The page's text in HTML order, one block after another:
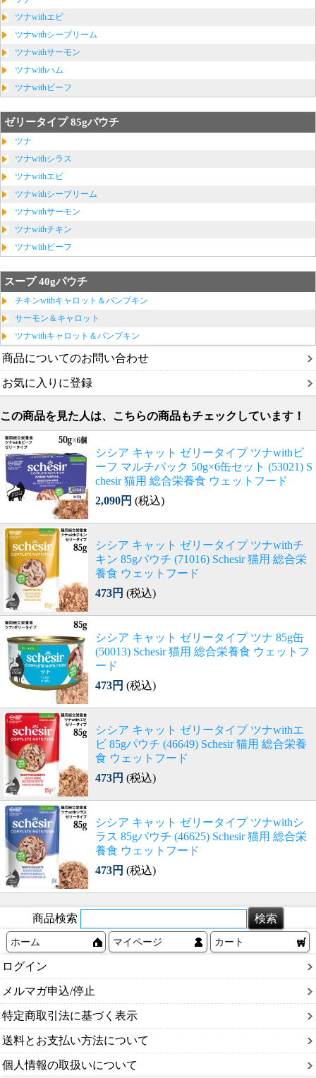
ツナwithエビ
ツナwithシーブリーム
ツナwithサーモン
ツナwithハム
ツナwithビーフ
ゼリータイプ 85gパウチ
ツナ
ツナwithシラス
ツナwithエビ
ツナwithシーブリーム
ツナwithサーモン
ツナwithチキン
ツナwithビーフ
スープ 40gパウチ
チキンwithキャロット＆パンプキン
サーモン＆キャロット
ツナwithキャロット＆パンプキン
商品についてのお問い合わせ
お気に入りに登録
この商品を見た人は、こちらの商品もチェックしています！
シシア キャット ゼリータイプ ツナwithビ
ーフ マルチパック 50g×6缶セット (53021) S
chesir 猫用 総合栄養食 ウェットフード
2,090円 (税込)
シシア キャット ゼリータイプ ツナwithチ
キン 85gパウチ (71016) Schesir 猫用 総合栄
養食 ウェットフード
473円 (税込)
シシア キャット ゼリータイプ ツナ 85g缶
(50013) Schesir 猫用 総合栄養食 ウェットフ
ード
473円 (税込)
シシア キャット ゼリータイプ ツナwithエ
ビ 85gパウチ (46649) Schesir 猫用 総合栄養
食 ウェットフード
473円 (税込)
シシア キャット ゼリータイプ ツナwithシ
ラス 85gパウチ (46625) Schesir 猫用 総合栄
養食 ウェットフード
473円 (税込)
商品検索
ホーム マイページ カート
ログイン
メルマガ申込/停止
特定商取引法に基づく表示
送料とお支払い方法について
個人情報の取扱いについて